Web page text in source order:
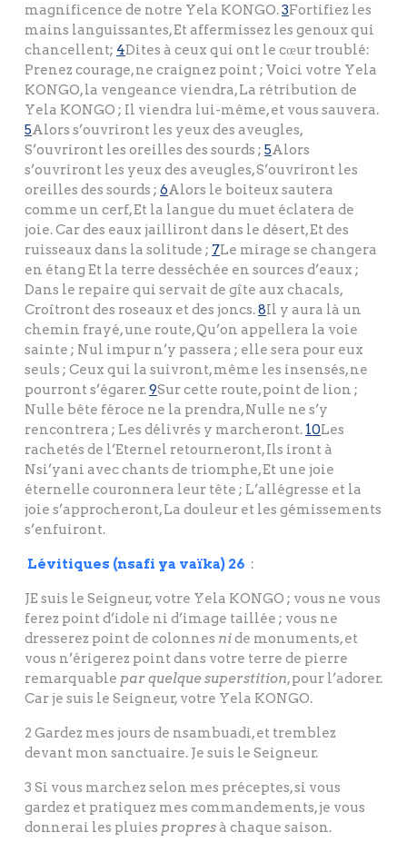
magnificence de notre Yela KONGO.3Fortifiez les
mains languissantes, Et affermissez les genoux qui
chancellent; 4Dites à ceux qui ont le cœur troublé:
Prenez courage, ne craignez point ; Voici votre Yela
KONGO, la vengeance viendra, La rétribution de
Yela KONGO ; Il viendra lui-même, et vous sauvera.
5Alors s’ouvriront les yeux des aveugles,
S’ouvriront les oreilles des sourds ; 5Alors
s’ouvriront les yeux des aveugles, S’ouvriront les
oreilles des sourds ; 6Alors le boiteux sautera
comme un cerf, Et la langue du muet éclatera de
joie. Car des eaux jailliront dans le désert, Et des
ruisseaux dans la solitude ; 7Le mirage se changera
en étang Et la terre desséchée en sources d’eaux ;
Dans le repaire qui servait de gîte aux chacals,
Croîtront des roseaux et des joncs.8Il y aura là un
chemin frayé, une route, Qu’on appellera la voie
sainte ; Nul impur n’y passera ; elle sera pour eux
seuls ; Ceux qui la suivront, même les insensés, ne
pourront s’égarer.9Sur cette route, point de lion ;
Nulle bête féroce ne la prendra, Nulle ne s’y
rencontrera ; Les délivrés y marcheront. 10Les
rachetés de l’Eternel retourneront, Ils iront à
Nsi’yani avec chants de triomphe, Et une joie
éternelle couronnera leur tête ; L’allégresse et la
joie s’approcheront, La douleur et les gémissements
s’enfuiront.
Lévitiques (nsafi ya vaïka) 26 :
JE suis le Seigneur, votre Yela KONGO ; vous ne vous
ferez point d’idole ni d’image taillée ; vous ne
dresserez point de colonnes nide monuments, et
vous n’érigerez point dans votre terre de pierre
remarquable par quelque superstition, pour l’adorer.
Car je suis le Seigneur, votre Yela KONGO.
2 Gardez mes jours de nsambuadi, et tremblez
devant mon sanctuaire. Je suis le Seigneur.
3 Si vous marchez selon mes préceptes, si vous
gardez et pratiquez mes commandements, je vous
donnerai les pluies propresà chaque saison.